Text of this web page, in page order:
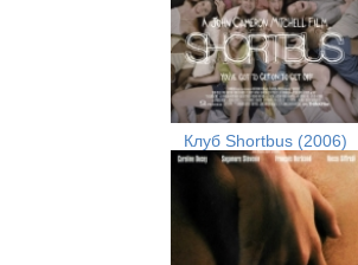
Клуб Shortbus (2006)